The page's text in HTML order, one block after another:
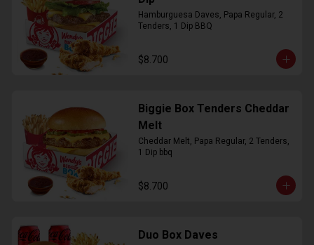
Hamburguesa Daves, Papa Regular, 2
Tenders, 1 Dip BBQ
$8.700
Biggie Box Tenders Cheddar
Melt
Cheddar Melt, Papa Regular, 2 Tenders,
1 Dip bbq
$8.700
Duo Box Daves